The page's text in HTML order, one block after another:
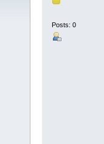
Posts: 0